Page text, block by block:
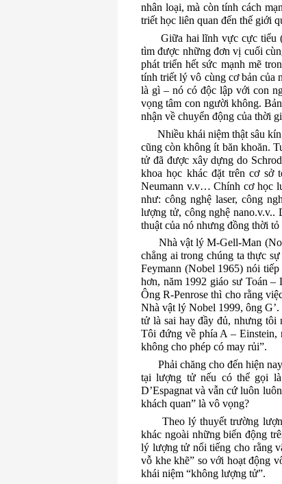
nhân loại, mà còn tính cách
triết học liên quan đến thế giới
Giữa hai lĩnh vực cực tiểu
tìm được những đơn vị cuối
phát triển hết sức mạnh mẽ
tính triết lý vô cùng cơ bản của
là gì – nó có độc lập với con
vọng tâm con người không.
nhận về chuyển động của thời
Nhiều khái niệm thật sâu
cũng còn không ít băn khoăn.
tử đã được xây dựng do
khoa học khác đặt trên cơ sở
Neumann v.v… Chính cơ học
như: công nghệ laser, công
lượng tử, công nghệ nano.v.v..
thuật của nó nhưng đồng thời
Nhà vật lý M-Gell-Man
chẳng ai trong chúng ta thực
Feymann (Nobel 1965) nói
hơn, năm 1992 giáo sư Toán
Ông R-Penrose thì cho rằng
Nhà vật lý Nobel 1999, ông G’.
tử là sai hay đầy đủ, nhưng tôi
Tôi đứng về phía A –
không cho phép có may rủi”.
Phải chăng cho đến hiện
tại lượng tử nếu có thể gọi
D’Espagnat và vẫn cứ luôn
khách quan” là vô vọng?
Theo lý thuyết trường
khác ngoài những biến động
lý lượng tử nổi tiếng cho rằng
vỗ khe khẽ” so với hoạt động
khái niệm “không lượng tử”.